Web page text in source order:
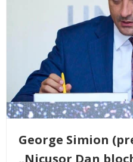
George Simion
„Nicușor Dan